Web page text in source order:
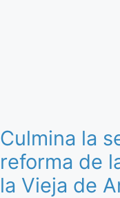
Culmina la
reforma de
la Vieja de